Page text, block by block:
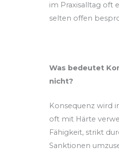
im Praxisalltag oft
selten offen
Was bedeutet
nicht?
Konsequenz wird
oft mit Härte
Fähigkeit, strikt
Sanktionen